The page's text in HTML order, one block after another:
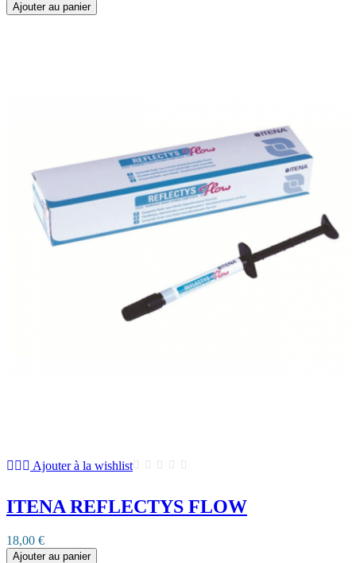
Ajouter au panier
Ajouter à la wishlist
ITENA REFLECTYS FLOW
18,00 €
Ajouter au panier